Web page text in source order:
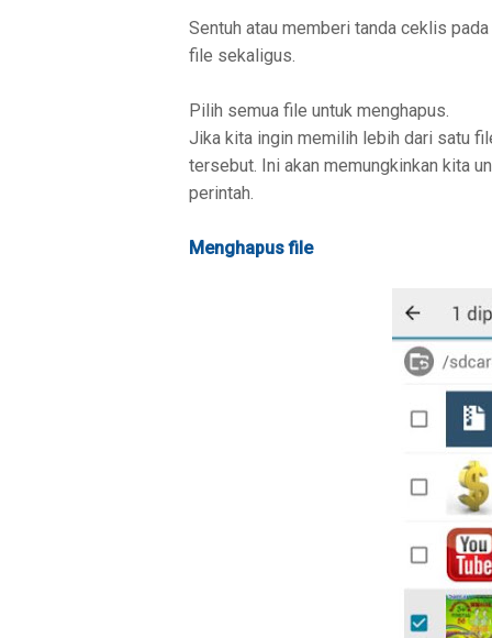
Sentuh atau memberi tanda ceklis
file sekaligus.
Pilih semua file untuk menghapus.
Jika kita ingin memilih lebih dari satu
tersebut. Ini akan memungkinkan kita
perintah.
Menghapus file